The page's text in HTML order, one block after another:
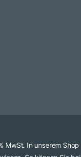
MwSt. In unserem Shop